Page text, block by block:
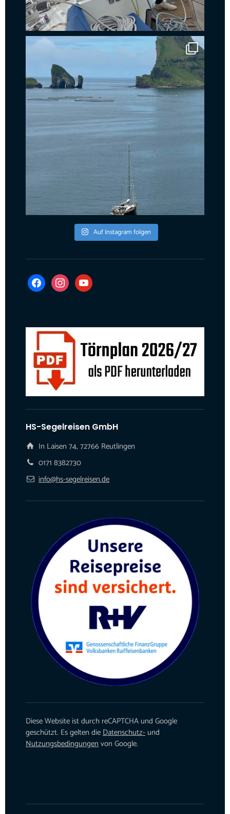
Auf Instagram folgen
facebookinstagramyoutube
HS-Segelreisen GmbH
In Laisen 74, 72766 Reutlingen
0171 8382730
info@hs-segelreisen.de
Diese Website ist durch reCAPTCHA und Google
geschützt. Es gelten dieDatenschutz- und
Nutzungsbedingungenvon Google.